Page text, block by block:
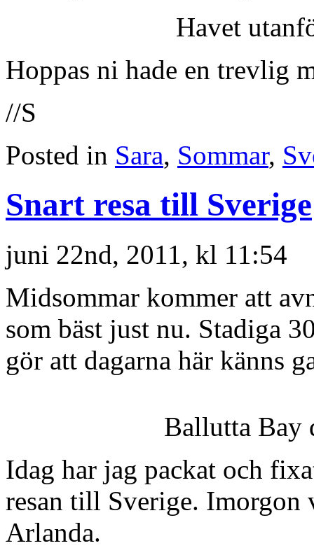
Havet
Hoppas ni hade en trevlig
//S
Posted in Sara, Sommar,
Snart resa till Sverige
juni 22nd, 2011, kl 11:54
Midsommar kommer att
som bäst just nu. Stadiga
gör att dagarna här känns
Ballutta Bay
Idag har jag packat och
resan till Sverige.
Arlanda.